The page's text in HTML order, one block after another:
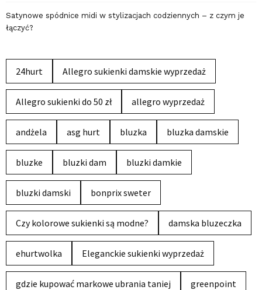
Satynowe spódnice midi w stylizacjach codziennych – z czym je
łączyć?
24hurt Allegro sukienki damskie wyprzedaż
Allegro sukienki do 50 zł allegro wyprzedaż
andżela asg hurt bluzka bluzka damskie
bluzke bluzki dam bluzki damkie
bluzki damski bonprix sweter
Czy kolorowe sukienki są modne? damska bluzeczka
ehurtwolka Eleganckie sukienki wyprzedaż
gdzie kupować markowe ubrania taniej greenpoint